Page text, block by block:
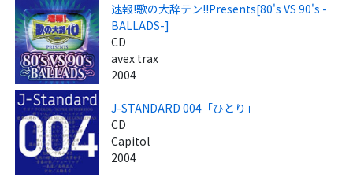
速報!歌の大辞テン!!Presents[80's VS 90's -
BALLADS-]
CD
avex trax
2004
J-STANDARD 004「ひとり」
CD
Capitol
2004